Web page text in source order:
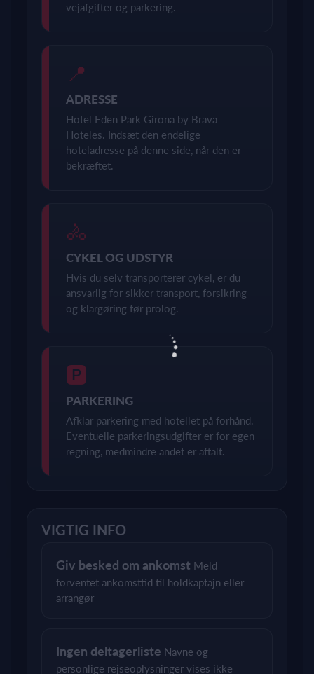
vejafgifter og parkering.
📍
ADRESSE
Hotel Eden Park Girona by Brava
Hoteles. Indsæt den endelige
hoteladresse på denne side, når den er
bekræftet.
🚴
CYKEL OG UDSTYR
Hvis du selv transporterer cykel, er du
ansvarlig for sikker transport, forsikring
og klargøring før prolog.
🅿
PARKERING
Afklar parkering med hotellet på forhånd.
Eventuelle parkeringsudgifter er for egen
regning, medmindre andet er aftalt.
VIGTIG INFO
Giv besked om ankomst Meld
forventet ankomsttid til holdkaptajn eller
arrangør
Ingen deltagerliste Navne og
personlige rejseoplysninger vises ikke